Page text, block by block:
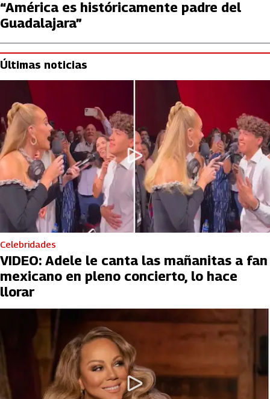
“América es históricamente padre del
Guadalajara”
Últimas noticias
Celebridades
VIDEO: Adele le canta las mañanitas a fan
mexicano en pleno concierto, lo hace
llorar